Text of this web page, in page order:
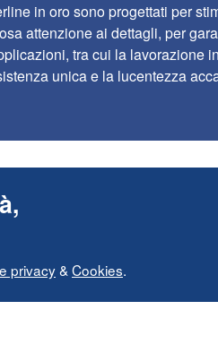
in oro sono progettati per
attenzione ai dettagli, per
tra cui la lavorazione
unica e la lucentezza
privacy& Cookies.